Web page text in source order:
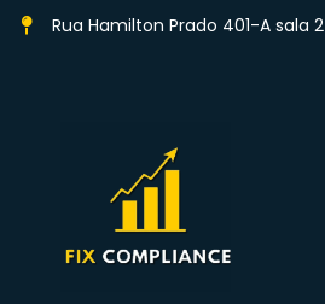
Rua Hamilton Prado 401-A sala 2